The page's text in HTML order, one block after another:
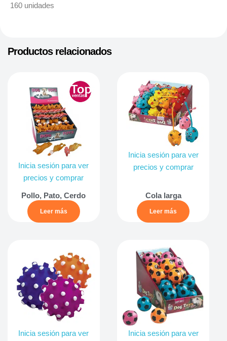
160 unidades
Productos relacionados
Inicia sesión para ver
precios y comprar
Pollo, Pato, Cerdo
Leer más
Inicia sesión para ver
precios y comprar
Cola larga
Leer más
Inicia sesión para ver
Inicia sesión para ver